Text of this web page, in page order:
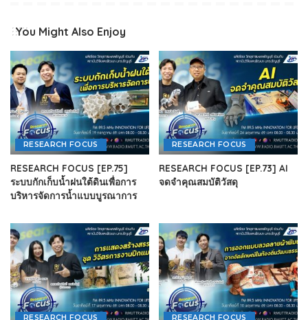
You Might Also Enjoy
RESEARCH FOCUS
RESEARCH FOCUS [EP.75]
ระบบกักเก็บน้ำฝนใต้ดินเพื่อการ
บริหารจัดการน้ำแบบบูรณาการ
RESEARCH FOCUS
RESEARCH FOCUS [EP.73] AI
จดจำคุณสมบัติวัสดุ
RESEARCH FOCUS RESEARCH FOCUS